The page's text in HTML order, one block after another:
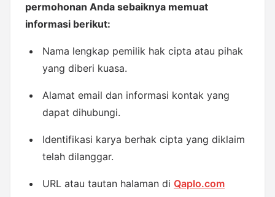
permohonan Anda sebaiknya memuat
informasi berikut:
Nama lengkap pemilik hak cipta atau pihak
yang diberi kuasa.
Alamat email dan informasi kontak yang
dapat dihubungi.
Identifikasi karya berhak cipta yang diklaim
telah dilanggar.
URL atau tautan halaman di Qaplo.com